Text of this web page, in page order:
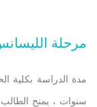
مرحلة
مدة الدراسة بكلية
سنوات ، يمنح